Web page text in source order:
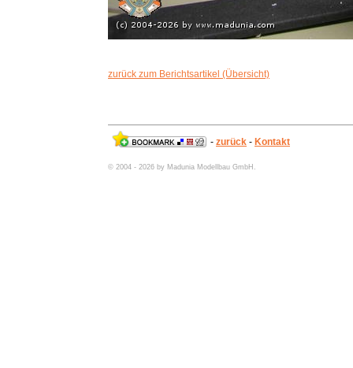
zurück zum Berichtsartikel (Übersicht)
- zurück - Kontakt
© 2004 - 2026 by Madunia Modellbau GmbH.